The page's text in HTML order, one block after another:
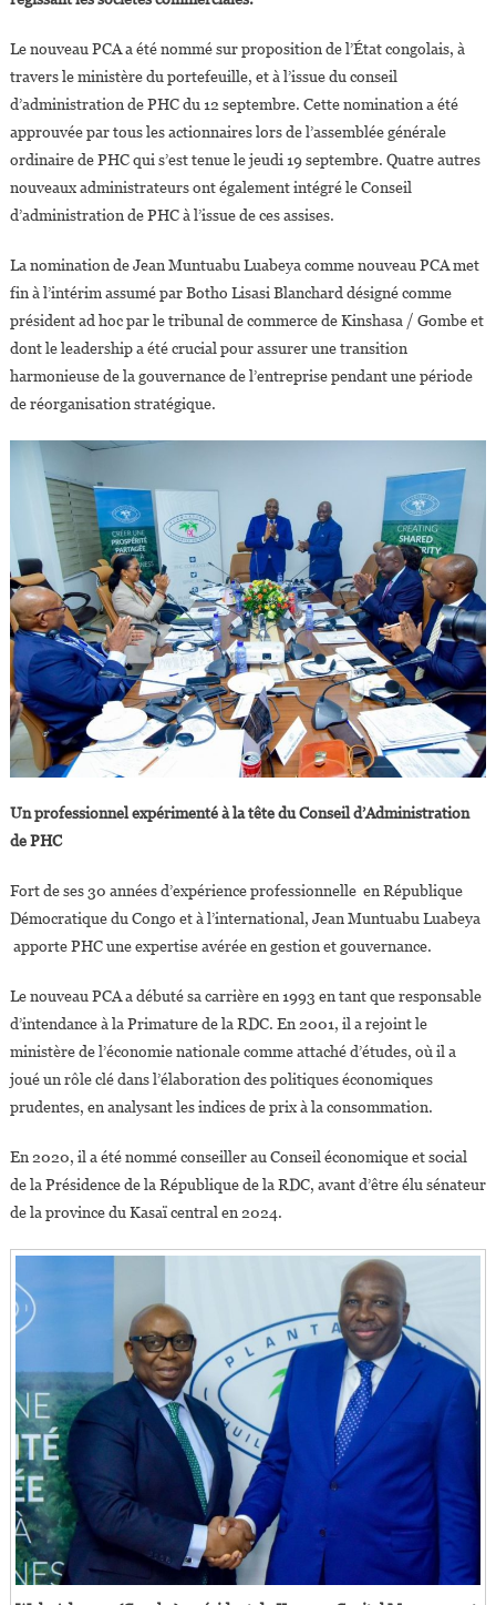
Du
Congo »
Le nouveau PCA a été nommé sur proposition de l’État congolais, à
travers le ministère du portefeuille, et à l’issue du conseil
d’administration de PHC du 12 septembre. Cette nomination a été
approuvée par tous les actionnaires lors de l’assemblée générale
ordinaire de PHC qui s’est tenue le jeudi 19 septembre. Quatre autres
nouveaux administrateurs ont également intégré le Conseil
d’administration de PHC à l’issue de ces assises.
La nomination de Jean Muntuabu Luabeya comme nouveau PCA met
fin à l’intérim assumé par Botho Lisasi Blanchard désigné comme
président ad hoc par le tribunal de commerce de Kinshasa / Gombe et
dont le leadership a été crucial pour assurer une transition
harmonieuse de la gouvernance de l’entreprise pendant une période
de réorganisation stratégique.
Un professionnel expérimenté à la tête du Conseil d’Administration
de PHC
Fort de ses 30 années d’expérience professionnelle en République
Démocratique du Congo et à l’international, Jean Muntuabu Luabeya
apporte PHC une expertise avérée en gestion et gouvernance.
Le nouveau PCA a débuté sa carrière en 1993 en tant que responsable
d’intendance à la Primature de la RDC. En 2001, il a rejoint le
ministère de l’économie nationale comme attaché d’études, où il a
joué un rôle clé dans l’élaboration des politiques économiques
prudentes, en analysant les indices de prix à la consommation.
En 2020, il a été nommé conseiller au Conseil économique et social
de la Présidence de la République de la RDC, avant d’être élu sénateur
de la province du Kasaï central en 2024.